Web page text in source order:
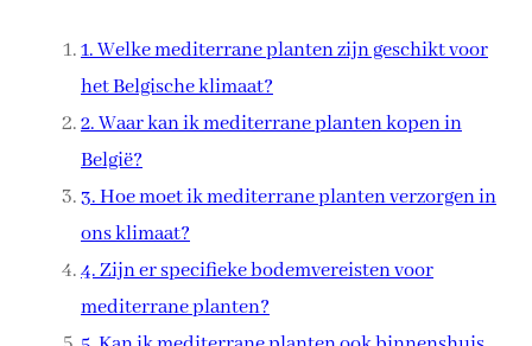
1. Welke mediterrane planten zijn geschikt voor
het Belgische klimaat?
2. Waar kan ik mediterrane planten kopen in
België?
3. Hoe moet ik mediterrane planten verzorgen in
ons klimaat?
4. Zijn er specifieke bodemvereisten voor
mediterrane planten?